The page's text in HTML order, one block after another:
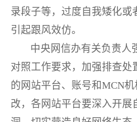
录段子等，过度自我矮化或
引起跟风效仿。
中央网信办有关负责人
对照工作要求，加强排查处
的网站平台、账号和MCN
改，各网站平台要深入开展